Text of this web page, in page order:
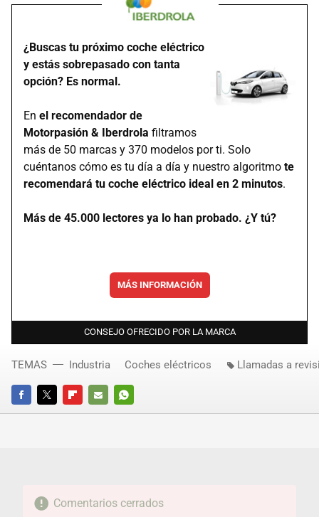
¿Buscas tu próximo coche eléctrico
y estás sobrepasado con tanta
opción? Es normal.
En el recomendador de
Motorpasión & Iberdrola filtramos
más de 50 marcas y 370 modelos por ti. Solo
cuéntanos cómo es tu día a día y nuestro algoritmo te
recomendará tu coche eléctrico ideal en 2 minutos.
Más de 45.000 lectores ya lo han probado. ¿Y tú?
MÁS INFORMACIÓN
CONSEJO OFRECIDO POR LA MARCA
FACEBOOKTWITTERFLIPBOARD
E-
WHATSAPP
TEMAS Industria Coches eléctricos Llamadas a
Comentarios cerrados